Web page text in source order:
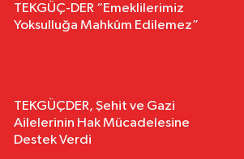
TEKGÜÇ-DER “Emeklilerimiz
Yoksulluğa Mahkûm Edilemez”
TEKGÜÇDER, Şehit ve Gazi
Ailelerinin Hak Mücadelesine
Destek Verdi